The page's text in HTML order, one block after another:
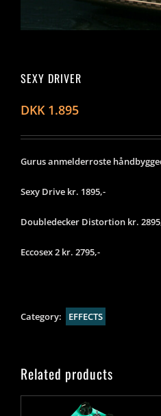
SEXY DRIVER
DKK 1.895
Gurus anmelderroste
Sexy Drive kr. 1895,-
Doubledecker Distortion kr.
Eccosex 2 kr. 2795,-
Category: EFFECTS
Related products